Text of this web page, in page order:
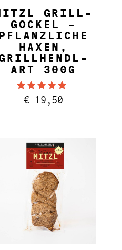
IN DEN WARENKORB
GRILL-
GOCKEL –
PFLANZLICHE
HAXEN,
ART 300G
Bewertet mit
5.00
€ 19,50